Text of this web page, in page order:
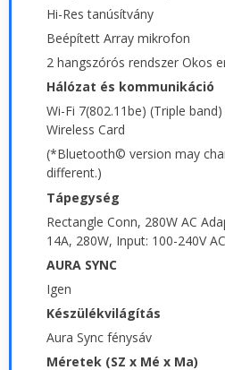
Hi-Res tanúsítvány
Beépített Array mikrofon
2 hangszórós rendszer Okos
Hálózat és kommunikáció
Wi-Fi 7(802.11be) (Triple
Wireless Card
(*Bluetooth© version may
different.)
Tápegység
Rectangle Conn, 280W AC
14A, 280W, Input: 100-240V
AURA SYNC
Igen
Készülékvilágítás
Aura Sync fénysáv
Méretek (SZ x Mé x Ma)